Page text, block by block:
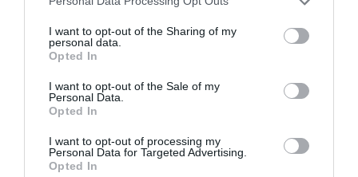
I want to opt-out of the Sharing of my
personal data.
Opted In
I want to opt-out of the Sale of my
Personal Data.
Opted In
I want to opt-out of processing my
Personal Data for Targeted Advertising.
Opted In
ΜΕΓΑΡΟ ΜΟΥΣΙΚΗΣ ΑΘΗΝΩΝ
Newsletter
Κάθε βδομάδα στο e-mail σας τα τελευταία νέα για
την Τέχνη και τον Πολιτισμό!